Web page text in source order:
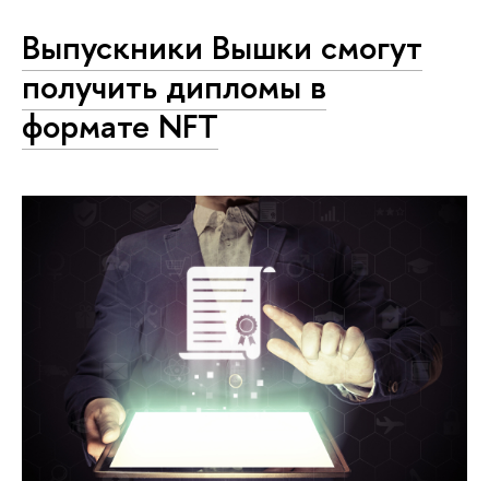
Выпускники Вышки смогут
получить дипломы в
формате NFT